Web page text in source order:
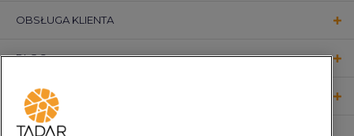
OBSŁUGA KLIENTA
BLOG
KONTAKT